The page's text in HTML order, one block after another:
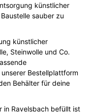
künstlicher
sauber zu
künstlicher
Steinwolle und Co.
Bestellplattform
Behälter für deine
in Ravelsbach befüllt ist